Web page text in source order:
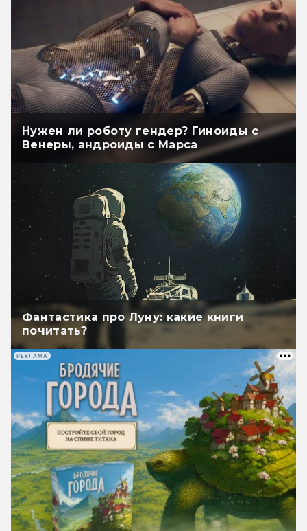
Нужен ли роботу гендер? Гиноиды с
Венеры, андроиды с Марса
Фантастика про Луну: какие книги
почитать?
РЕКЛАМА